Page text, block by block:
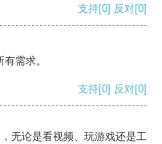
支持[0] 反对[0]
需求。
支持[0] 反对[0]
无论是看视频、玩游戏还是工